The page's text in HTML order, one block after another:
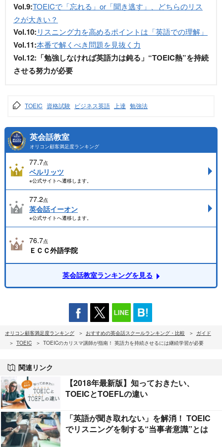
Vol.9:TOEICで「忘れる」or「聞き逃す」、どちらのリス
クが大きい？
Vol.10:リスニング力を高めるポイントは「英語での理解」
Vol.11:本番で解くべき問題を見抜く力
Vol.12:「勉強しなければ英語力は鈍る」“TOEIC熱”を持続
させる努力が必要
TOEIC 資格試験 ビジネス英語 上達 勉強法
英会話教室
オリコン顧客満足度ランキング
77.7点
ベルリッツ
※公式サイトへ遷移します。
77.2点
英会話イーオン
※公式サイトへ遷移します。
76.7点
ＥＣＣ外語学院
英会話教室ランキングを見る
オリコン顧客満足度ランキング おすすめの英会話スクールランキング・比較
ガイド
TOEIC
TOEICのカリスマ講師が指南！ 英語力を持続させるには継続学習が必要
関連リンク
【2018年最新版】知っておきたい、
TOEICとTOEFLの違い
「英語が聞き取れない」を解消！ TOEIC
でリスニングを制する“当事者意識”とは